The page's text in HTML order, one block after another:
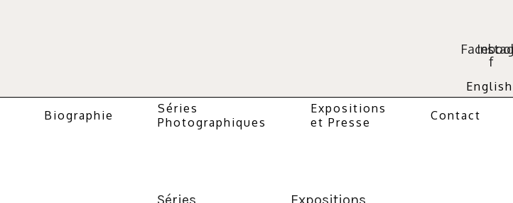
f
English
Biographie
Séries
Photographiques
Expositions
et Presse
Contact